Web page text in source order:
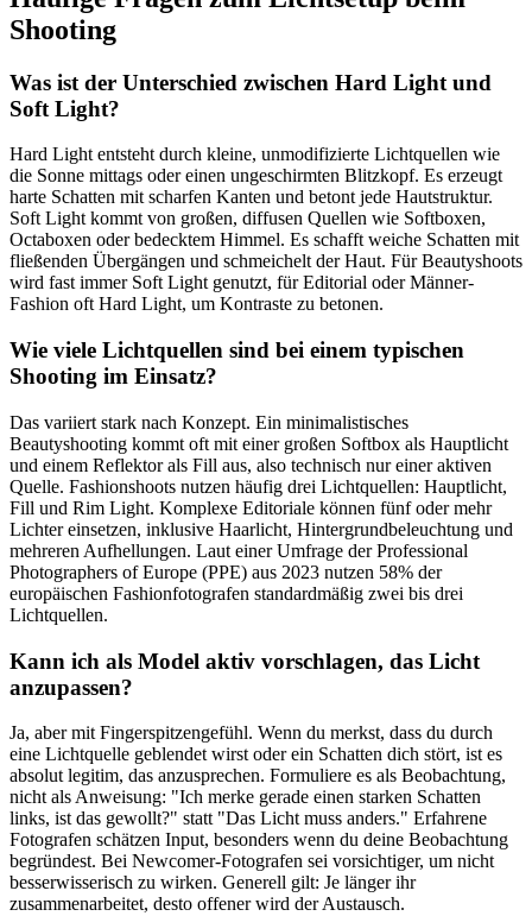
Shooting
Was ist der Unterschied zwischen Hard Light und
Soft Light?
Hard Light entsteht durch kleine, unmodifizierte Lichtquellen wie
die Sonne mittags oder einen ungeschirmten Blitzkopf. Es erzeugt
harte Schatten mit scharfen Kanten und betont jede Hautstruktur.
Soft Light kommt von großen, diffusen Quellen wie Softboxen,
Octaboxen oder bedecktem Himmel. Es schafft weiche Schatten mit
fließenden Übergängen und schmeichelt der Haut. Für Beautyshoots
wird fast immer Soft Light genutzt, für Editorial oder Männer-
Fashion oft Hard Light, um Kontraste zu betonen.
Wie viele Lichtquellen sind bei einem typischen
Shooting im Einsatz?
Das variiert stark nach Konzept. Ein minimalistisches
Beautyshooting kommt oft mit einer großen Softbox als Hauptlicht
und einem Reflektor als Fill aus, also technisch nur einer aktiven
Quelle. Fashionshoots nutzen häufig drei Lichtquellen: Hauptlicht,
Fill und Rim Light. Komplexe Editoriale können fünf oder mehr
Lichter einsetzen, inklusive Haarlicht, Hintergrundbeleuchtung und
mehreren Aufhellungen. Laut einer Umfrage der Professional
Photographers of Europe (PPE) aus 2023 nutzen 58% der
europäischen Fashionfotografen standardmäßig zwei bis drei
Lichtquellen.
Kann ich als Model aktiv vorschlagen, das Licht
anzupassen?
Ja, aber mit Fingerspitzengefühl. Wenn du merkst, dass du durch
eine Lichtquelle geblendet wirst oder ein Schatten dich stört, ist es
absolut legitim, das anzusprechen. Formuliere es als Beobachtung,
nicht als Anweisung: "Ich merke gerade einen starken Schatten
links, ist das gewollt?" statt "Das Licht muss anders." Erfahrene
Fotografen schätzen Input, besonders wenn du deine Beobachtung
begründest. Bei Newcomer-Fotografen sei vorsichtiger, um nicht
besserwisserisch zu wirken. Generell gilt: Je länger ihr
zusammenarbeitet, desto offener wird der Austausch.